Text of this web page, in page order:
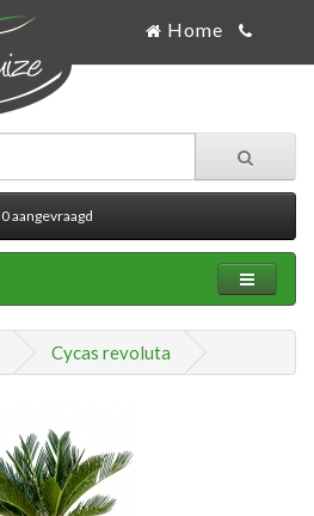
Home
0 aangevraagd
Cycas revoluta